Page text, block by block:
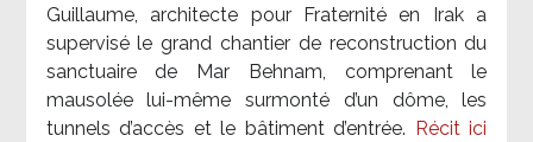
Guillaume, architecte pour Fraternité en Irak a
supervisé le grand chantier de reconstruction du
sanctuaire de Mar Behnam, comprenant le
mausolée lui-même surmonté d’un dôme, les
tunnels d’accès et le bâtiment d’entrée.
Récit ici